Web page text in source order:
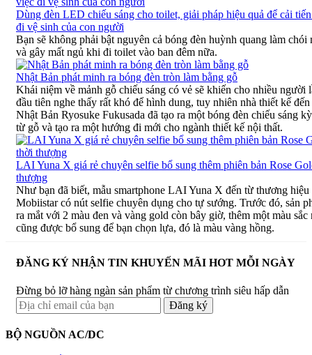
Dùng đèn LED chiếu sáng cho toilet, giải pháp hiệu quả để cải
đi vệ sinh của con người
Bạn sẽ không phải bật nguyên cả bóng đèn huỳnh quang làm chói
và gây mất ngủ khi đi toilet vào ban đêm nữa.
Nhật Bản phát minh ra bóng đèn tròn làm bằng gỗ
Khái niệm về mảnh gỗ chiếu sáng có vẻ sẽ khiến cho nhiều người
đầu tiên nghe thấy rất khó để hình dung, tuy nhiên nhà thiết kế
Nhật Bản Ryosuke Fukusada đã tạo ra một bóng đèn chiếu sáng
từ gỗ và tạo ra một hướng đi mới cho ngành thiết kế nội thất.
LAI Yuna X giá rẻ chuyên selfie bổ sung thêm phiên bản Rose
thượng
Như bạn đã biết, mẫu smartphone LAI Yuna X đến từ thương
Mobiistar có nút selfie chuyên dụng cho tự sướng. Trước đó, sản
ra mắt với 2 màu đen và vàng gold còn bây giờ, thêm một màu sắc
cũng được bổ sung để bạn chọn lựa, đó là màu vàng hồng.
ĐĂNG KÝ NHẬN TIN KHUYẾN MÃI HOT MỖI NGÀY
Đừng bỏ lỡ hàng ngàn sản phẩm từ chương trình siêu hấp dẫn
BỘ NGUỒN AC/DC